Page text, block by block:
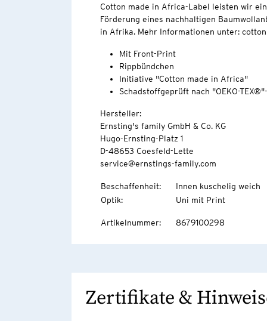
Cotton made in Africa-Label leisten wir
Förderung eines nachhaltigen
in Afrika. Mehr Informationen unter:
Mit Front-Print
Rippbündchen
Initiative "Cotton made in Africa"
Schadstoffgeprüft nach "OEKO-
Hersteller:
Ernsting's family GmbH & Co. KG
Hugo-Ernsting-Platz 1
D-48653 Coesfeld-Lette
service@ernstings-family.com
Beschaffenheit:
Innen kuschelig weich
Optik: Uni mit Print
Artikelnummer: 8679100298
Zertifikate &